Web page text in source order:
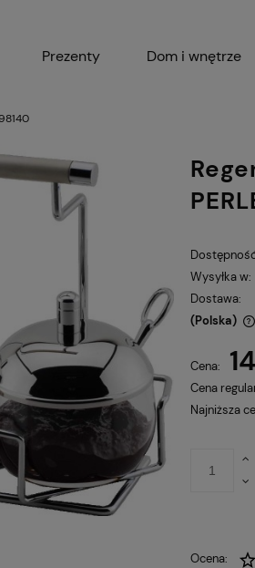
Prezenty Dom i wnętrze
Wysyłka w:
Dostawa:
(Polska)
Cena nie zawiera ewentualnych kosztów
płatności
Cena:
Cena
Najniższa
Ocena: